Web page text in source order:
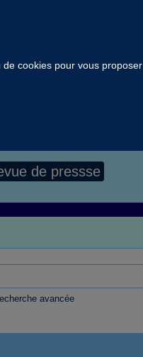
cookies pour vous proposer
de pressse
avancée